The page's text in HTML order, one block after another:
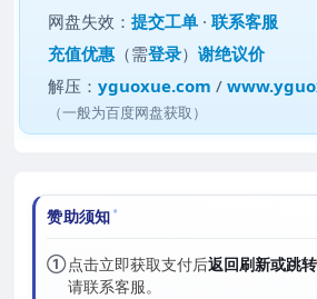
网盘失效：提交工单 ·联系客服
充值优惠 （需登录）谢绝议价
解压：yguoxue.com /
（一般为百度网盘获取）
赞助须知
①点击立即获取支付后返回刷新或跳转
请联系客服。